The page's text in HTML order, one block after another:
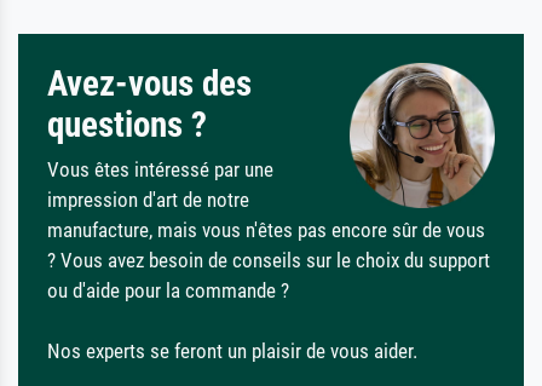
Avez-vous des
questions ?
Vous êtes intéressé par une
impression d'art de notre
manufacture, mais vous n'êtes pas encore sûr de vous
? Vous avez besoin de conseils sur le choix du support
ou d'aide pour la commande ?
Nos experts se feront un plaisir de vous aider.